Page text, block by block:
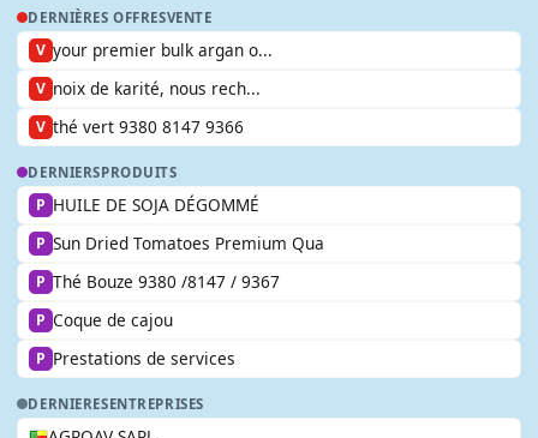
DERNIÈRES OFFRESVENTE
V your premier bulk argan o...
V noix de karité, nous rech...
V thé vert 9380 8147 9366
DERNIERSPRODUITS
P HUILE DE SOJA DÉGOMMÉ
P Sun Dried Tomatoes Premium Qua
P Thé Bouze 9380 /8147 / 9367
P Coque de cajou
P Prestations de services
DERNIERESENTREPRISES